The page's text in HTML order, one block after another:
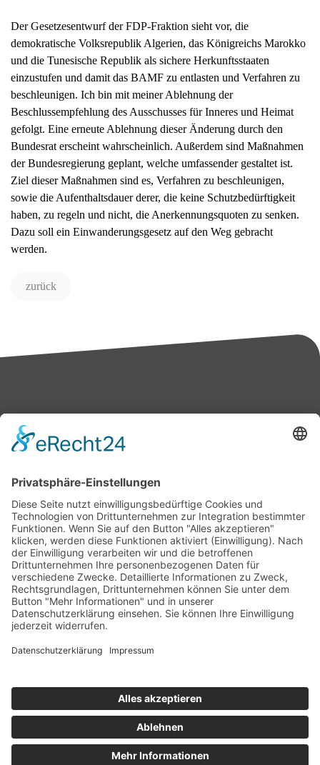
Der Gesetzesentwurf der FDP-Fraktion sieht vor, die
demokratische Volksrepublik Algerien, das Königreichs Marokko
und die Tunesische Republik als sichere Herkunftsstaaten
einzustufen und damit das BAMF zu entlasten und Verfahren zu
beschleunigen. Ich bin mit meiner Ablehnung der
Beschlussempfehlung des Ausschusses für Inneres und Heimat
gefolgt. Eine erneute Ablehnung dieser Änderung durch den
Bundesrat erscheint wahrscheinlich. Außerdem sind Maßnahmen
der Bundesregierung geplant, welche umfassender gestaltet ist.
Ziel dieser Maßnahmen sind es, Verfahren zu beschleunigen,
sowie die Aufenthaltsdauer derer, die keine Schutzbedürftigkeit
haben, zu regeln und nicht, die Anerkennungsquoten zu senken.
Dazu soll ein Einwanderungsgesetz auf den Weg gebracht
werden.
zurück
Bärbel Bas
Mitglied des Deutschen Bundestages
Presse & Downloads
Pressemitteilungen
Pressefotos
BASis Info
Newsletter-Abo
Impressum